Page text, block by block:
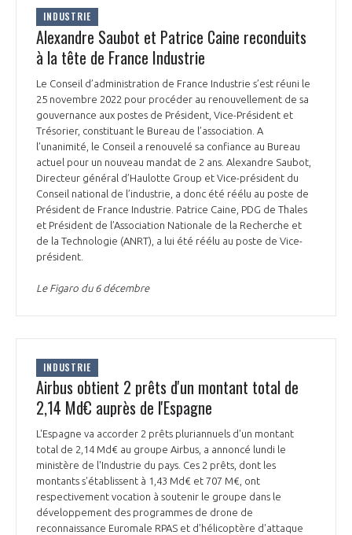
EMPLOI & FORMATION
ENVIRONNEMENT
INNOVATION
INTERNATIONALISATION
DOCUMENTS & BROCHURES
RAPPORTS D'ACTIVITÉS
INDUSTRIE
Alexandre Saubot et Patrice Caine reconduits
à la tête de France Industrie
Le Conseil d’administration de France Industrie s’est réuni le
25 novembre 2022 pour procéder au renouvellement de sa
gouvernance aux postes de Président, Vice-Président et
Trésorier, constituant le Bureau de l’association. A
l’unanimité, le Conseil a renouvelé sa confiance au Bureau
actuel pour un nouveau mandat de 2 ans. Alexandre Saubot,
Directeur général d’Haulotte Group et Vice-président du
Conseil national de l’industrie, a donc été réélu au poste de
Président de France Industrie. Patrice Caine, PDG de Thales
et Président de l’Association Nationale de la Recherche et
de la Technologie (ANRT), a lui été réélu au poste de Vice-
président.
Le Figaro du 6 décembre
INDUSTRIE
Airbus obtient 2 prêts d'un montant total de
2,14 Md€ auprès de l'Espagne
L'Espagne va accorder 2 prêts pluriannuels d'un montant
total de 2,14 Md€ au groupe Airbus, a annoncé lundi le
ministère de l'Industrie du pays. Ces 2 prêts, dont les
montants s'établissent à 1,43 Md€ et 707 M€, ont
respectivement vocation à soutenir le groupe dans le
développement des programmes de drone de
reconnaissance Euromale RPAS et d'hélicoptère d'attaque